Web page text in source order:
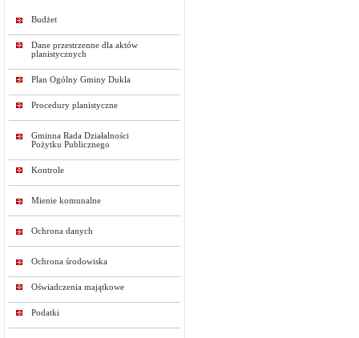
Budżet
Dane przestrzenne dla aktów
planistycznych
Plan Ogólny Gminy Dukla
Procedury planistyczne
Gminna Rada Działalności
Pożytku Publicznego
Kontrole
Mienie komunalne
Ochrona danych
Ochrona środowiska
Oświadczenia majątkowe
Podatki